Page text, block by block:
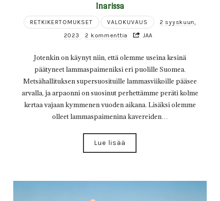
Inarissa
RETKIKERTOMUKSET VALOKUVAUS
2 syyskuun,
2023
2 kommenttia JAA
Jotenkin on käynyt niin, että olemme useina kesinä
päätyneet lammaspaimeniksi eri puolille Suomea.
Metsähallituksen supersuosituille lammasviikoille pääsee
arvalla, ja arpaonni on suosinut perhettämme peräti kolme
kertaa vajaan kymmenen vuoden aikana. Lisäksi olemme
olleet lammaspaimenina kavereiden…
Lue lisää